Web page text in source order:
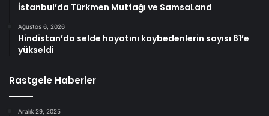
İstanbul’da Türkmen Mutfağı ve SamsaLand
Ağustos 6, 2026
Hindistan’da selde hayatını kaybedenlerin sayısı 61’e
yükseldi
Rastgele Haberler
Aralık 29, 2025